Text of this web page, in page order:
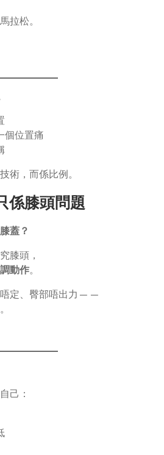
拉松。
個位置痛
術，而係比例。
係膝頭問題
蓋？
膝頭，
動作。
唔定、臀部唔出力——
己：